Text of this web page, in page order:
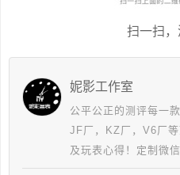
扫一扫
妮影工作室
公平公正的测评每一
JF厂，KZ厂，V6厂
及玩表心得！定制微